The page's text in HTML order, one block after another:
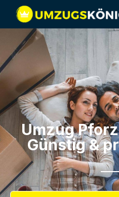
Umzug
Günstig &